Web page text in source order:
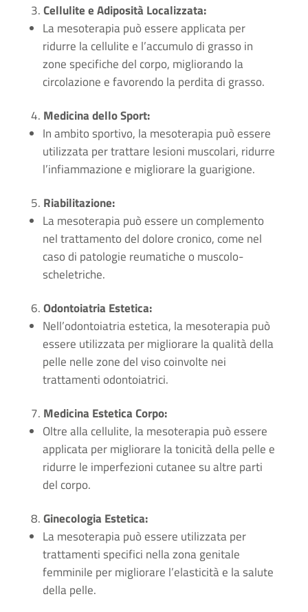
Cellulite e Adiposità Localizzata:
La mesoterapia può essere applicata per
ridurre la cellulite e l’accumulo di grasso in
zone specifiche del corpo, migliorando la
circolazione e favorendo la perdita di grasso.
Medicina dello Sport:
In ambito sportivo, la mesoterapia può essere
utilizzata per trattare lesioni muscolari, ridurre
l’infiammazione e migliorare la guarigione.
Riabilitazione:
La mesoterapia può essere un complemento
nel trattamento del dolore cronico, come nel
caso di patologie reumatiche o muscolo-
scheletriche.
Odontoiatria Estetica:
Nell’odontoiatria estetica, la mesoterapia può
essere utilizzata per migliorare la qualità della
pelle nelle zone del viso coinvolte nei
trattamenti odontoiatrici.
Medicina Estetica Corpo:
Oltre alla cellulite, la mesoterapia può essere
applicata per migliorare la tonicità della pelle e
ridurre le imperfezioni cutanee su altre parti
del corpo.
Ginecologia Estetica:
La mesoterapia può essere utilizzata per
trattamenti specifici nella zona genitale
femminile per migliorare l’elasticità e la salute
della pelle.